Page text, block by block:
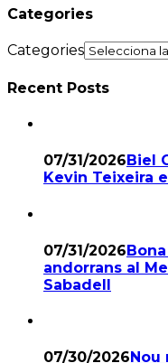
Categories
Categories
Recent Posts
07/31/2026 Biel
Kevin Teixeira
07/31/2026
andorrans al
Sabadell
07/30/2026 Nou